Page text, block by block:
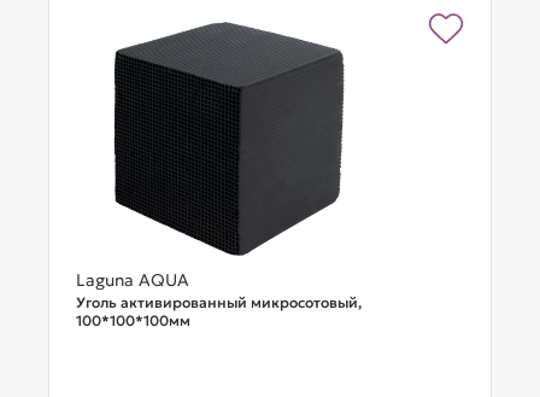
Laguna AQUA
Уголь активированный микросотовый,
100*100*100мм